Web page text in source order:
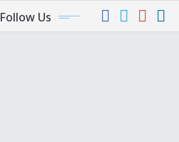
Follow Us